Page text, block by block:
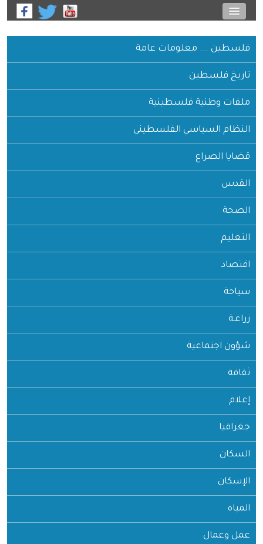
فلسطين ... معلومات عامة
تاريخ فلسطين
ملفات وطنية فلسطينية
النظام السياسي الفلسطيني
قضايا الصراع
القدس
الصحة
التعليم
اقتصاد
سياحة
زراعـة
شؤون اجتماعية
ثقافة
إعلام
جغرافيا
السكان
الإسكان
المياه
عمل وعمال